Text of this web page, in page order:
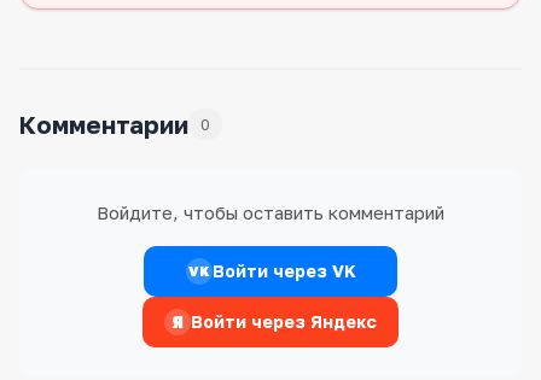
Комментарии 0
Войдите, чтобы оставить комментарий
VKВойти через VK
Я Войти через Яндекс